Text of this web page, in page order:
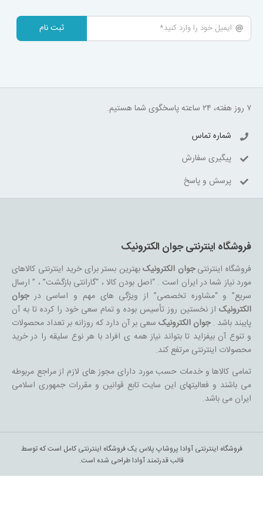
ثبت نام
۷ روز هفته، ۲۴ ساعته پاسخگوی شما هستیم.
شماره تماس
پیگیری سفارش
پرسش و پاسخ
فروشگاه اینترنتی جوان الکترونیک
فروشگاه اینترنتیجوان الکترونیکبهترین بستر برای خرید اینترنتی کالاهای
مورد نیاز شما در ایران است . “اصل بودن کالا ، “گارانتی بازگشت” ، ” ارسال
سریع” و “مشاوره تخصصی” از ویژگی های مهم و اساسی درجوان
الکترونیکاز نخستین روز تأسیس بوده و تمام سعی خود را کرده تا به آن
پایبند باشد .جوان الکترونیکسعی بر آن دارد که روزانه بر تعداد محصولات
و تنوع آن بیفزاید تا بتواند نیاز همه ی افراد با هر نوع سلیقه را در خرید
محصولات اینترنتی مرتفع کند.
تمامی کالاها و خدمات حسب مورد دارای مجوز های لازم از مراجع مربوطه
می باشند و فعالیتهای این سایت تابع قوانین و مقررات جمهوری اسلامی
ایران می باشد.
فروشگاه اینترنتی آوادا پروشاپ پلاس یک فروشگاه اینترنتی کامل است که توسط
قالب قدرتمند آوادا طراحی شده است.